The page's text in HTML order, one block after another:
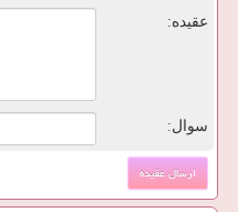
عقیده:
سوال: